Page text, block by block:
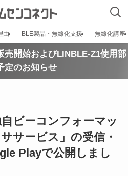
由 BLE製品・無線化支援 無線化講座
売開始およびLINBLE-Z1使用部
定のお知らせ
ビーコンフォーマッ
サービス」の受信・
Playで公開しまし